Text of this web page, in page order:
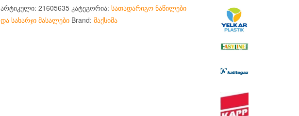
არტიკული: 21605635 კატეგორია: სათადარიგო ნაწილები
და სახარჯი მასალები Brand: მაქსიმა